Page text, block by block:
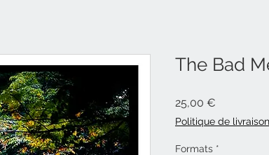
The Bad
25,00 €
Politique de livraison
Formats *